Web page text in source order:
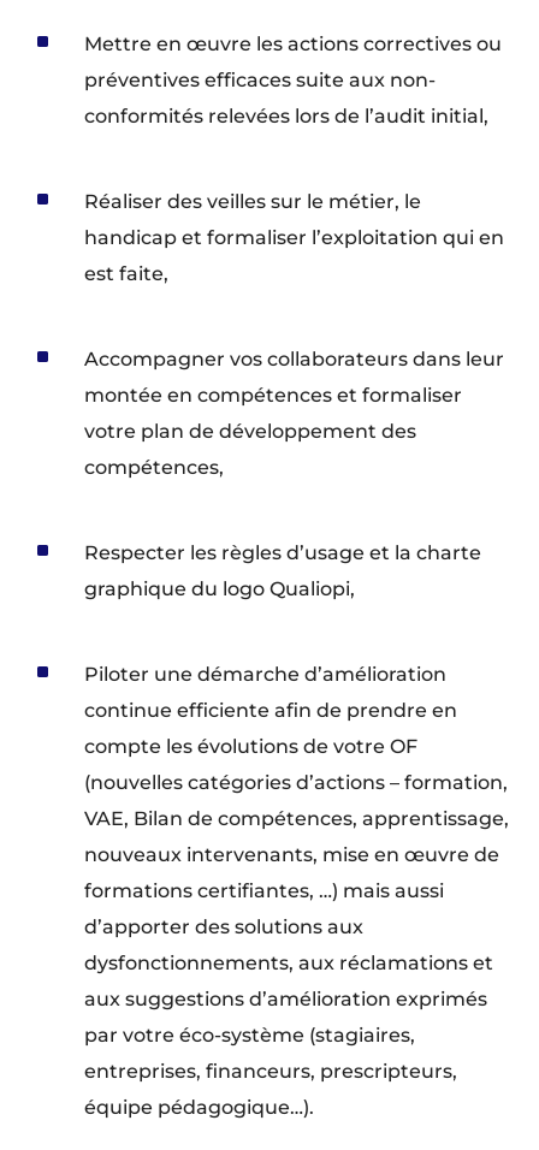
^
Mettre en œuvre les actions correctives ou
préventives efficaces suite aux non-
conformités relevées lors de l’audit initial,
^
Réaliser des veilles sur le métier, le
handicap et formaliser l’exploitation qui en
est faite,
^
Accompagner vos collaborateurs dans leur
montée en compétences et formaliser
votre plan de développement des
compétences,
^
Respecter les règles d’usage et la charte
graphique du logo Qualiopi,
^
Piloter une démarche d’amélioration
continue efficiente afin de prendre en
compte les évolutions de votre OF
(nouvelles catégories d’actions – formation,
VAE, Bilan de compétences, apprentissage,
nouveaux intervenants, mise en œuvre de
formations certifiantes, …) mais aussi
d’apporter des solutions aux
dysfonctionnements, aux réclamations et
aux suggestions d’amélioration exprimés
par votre éco-système (stagiaires,
entreprises, financeurs, prescripteurs,
équipe pédagogique…).